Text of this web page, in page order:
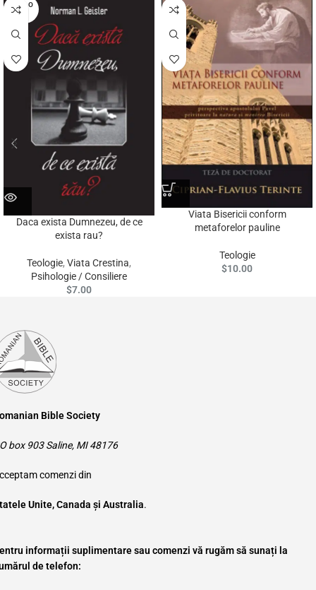
SOLD O
UT
Daca exista Dumnezeu, de ce
exista rau?
Teologie, Viata Crestina,
Psihologie / Consiliere
$7.00
Viata Bisericii conform
metaforelor pauline
Teologie
$10.00
Bible Society
box 903 Saline, MI 48176
comenzi din
Unite, Canada și Australia.
informații suplimentare sau comenzi vă rugăm să sunați la
de telefon: